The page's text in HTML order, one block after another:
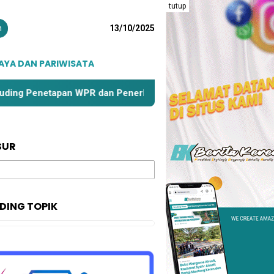
tutup
13/10/2025
DAN PARIWISATA
WPR dan Penerbitan IPR di Parigi Moutong Terkesan
TOPIK